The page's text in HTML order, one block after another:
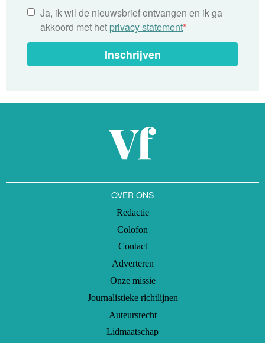
Ja, ik wil de nieuwsbrief ontvangen en ik ga
akkoord met het privacy statement*
Inschrijven
OVER ONS
Redactie
Colofon
Contact
Adverteren
Onze missie
Journalistieke richtlijnen
Auteursrecht
Lidmaatschap